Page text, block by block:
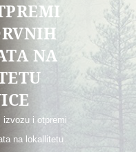
NA
i otpremi
na lokallitetu